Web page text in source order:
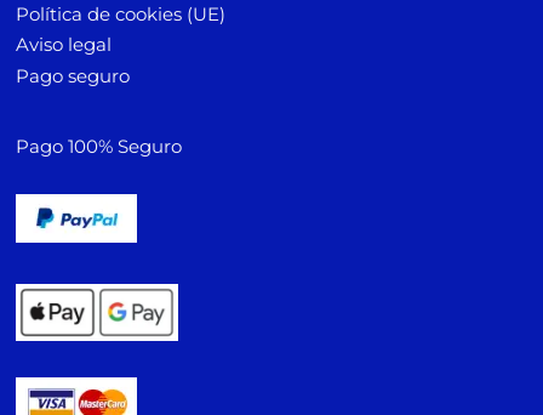
Política de cookies (UE)
Aviso legal
Pago seguro
Pago 100% Seguro